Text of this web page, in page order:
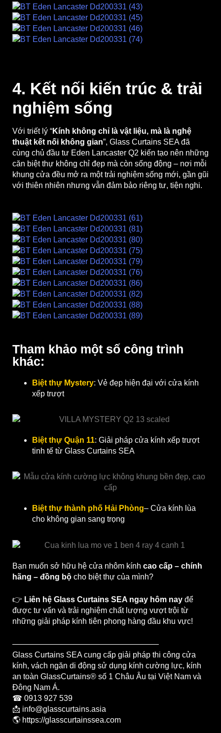
4. Kết nối kiến trúc & trải
nghiệm sống
Với triết lý “Kính không chỉ là vật liệu, mà là nghệ
thuật kết nối không gian”, Glass Curtains SEA đã
cùng chủ đầu tư Eden Lancaster Q2 kiến tạo nên những
căn biệt thự không chỉ đẹp mà còn sống động – nơi mỗi
khung cửa đều mở ra một trải nghiệm sống mới, gần gũi
với thiên nhiên nhưng vẫn đảm bảo riêng tư, tiện nghi.
Tham khảo một số công trình
khác:
Biệt thự Mystery: Vẻ đẹp hiện đại với cửa kính
xếp trượt
Biệt thự Quận 11: Giải pháp cửa kính xếp trượt
tinh tế từ Glass Curtains SEA
Biệt thự thành phố Hải Phòng– Cửa kính lùa
cho không gian sang trọng
Bạn muốn sở hữu hệ cửa nhôm kính cao cấp – chính
hãng – đồng bộ cho biệt thự của mình?
👉 Liên hệ Glass Curtains SEA ngay hôm nay để
được tư vấn và trải nghiệm chất lượng vượt trội từ
những giải pháp kính tiên phong hàng đầu khu vực!
——————————————————–
Glass Curtains SEA cung cấp giải pháp thi công cửa
kính, vách ngăn di động sử dụng kính cường lực, kính
an toàn GlassCurtains® số 1 Châu Âu tại Việt Nam và
Đông Nam Á.
☎ 0913 927 539
📩 info@glasscurtains.asia
🌎 https://glasscurtainssea.com